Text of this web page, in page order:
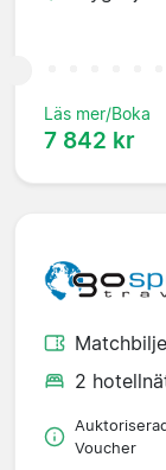
Läs mer/Boka
7 842 kr
2
Voucher